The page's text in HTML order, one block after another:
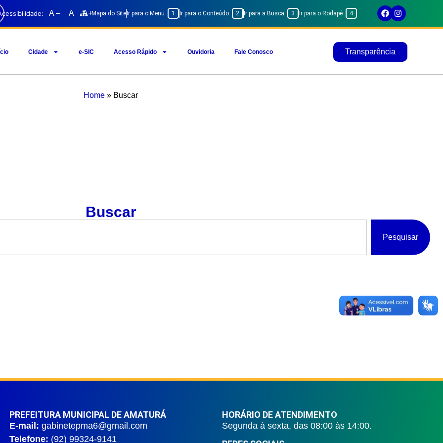
A – A A+Mapa do Site Ir para o Menu 1 Ir para o Conteúdo 2 Ir para a Busca 3 Ir para o Rodapé 4
Cidade e-SIC Acesso Rápido Ouvidoria Fale Conosco Transparência
Home » Buscar
Buscar
Pesquisar
PREFEITURA MUNICIPAL DE AMATURÁ
E-mail: gabinetepma6@gmail.com
Telefone: (92) 99324-9141
HORÁRIO DE ATENDIMENTO
Segunda à sexta, das 08:00 às 14:00.